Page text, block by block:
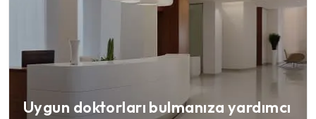
Uygun doktorları bulmanıza yardımcı